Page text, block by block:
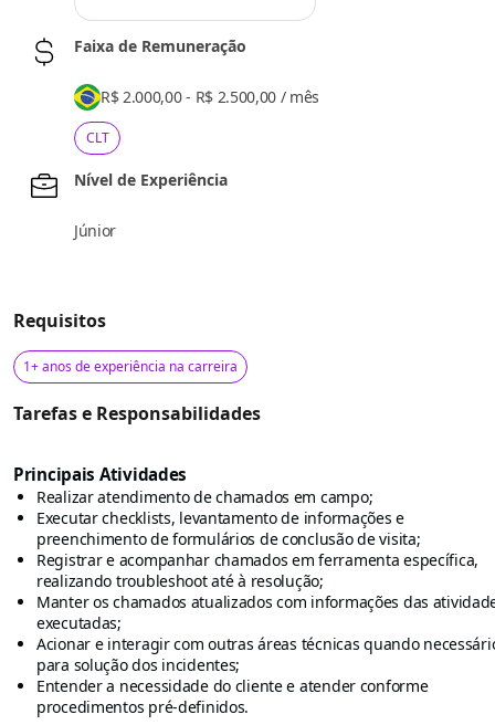
Faixa de Remuneração
R$ 2.000,00 - R$ 2.500,00 / mês
CLT
Nível de Experiência
Júnior
Requisitos
1+ anos de experiência na carreira
Tarefas e Responsabilidades
Principais Atividades
Realizar atendimento de chamados em campo;
Executar checklists, levantamento de informações e
preenchimento de formulários de conclusão de visita;
Registrar e acompanhar chamados em ferramenta específica,
realizando troubleshoot até à resolução;
Manter os chamados atualizados com informações das
executadas;
Acionar e interagir com outras áreas técnicas quando
para solução dos incidentes;
Entender a necessidade do cliente e atender conforme
procedimentos pré-definidos.